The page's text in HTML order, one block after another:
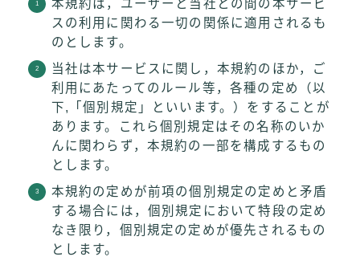
本規約は，ユーザーと当社との間の本サービ
スの利用に関わる一切の関係に適用されるも
のとします。
当社は本サービスに関し，本規約のほか，ご
利用にあたってのルール等，各種の定め（以
下,「個別規定」といいます。）をすることが
あります。これら個別規定はその名称のいか
んに関わらず，本規約の一部を構成するもの
とします。
本規約の定めが前項の個別規定の定めと矛盾
する場合には，個別規定において特段の定め
なき限り，個別規定の定めが優先されるもの
とします。